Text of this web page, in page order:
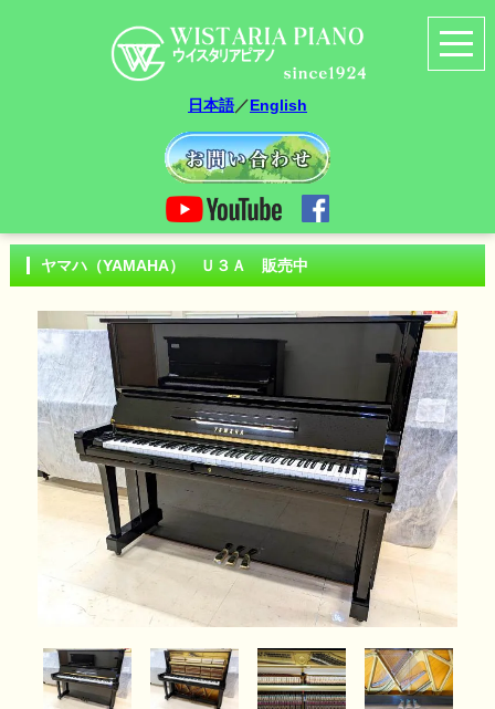
日本語／English
ヤマハ（YAMAHA） Ｕ３Ａ 販売中